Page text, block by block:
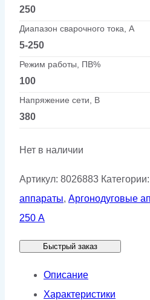
250
Диапазон сварочного тока, А
5-250
Режим работы, ПВ%
100
Напряжение сети, В
380
Нет в наличии
Артикул: 8026883 Категории:
аппараты, Аргонодуговые
250 А
Быстрый заказ
Описание
Характеристики